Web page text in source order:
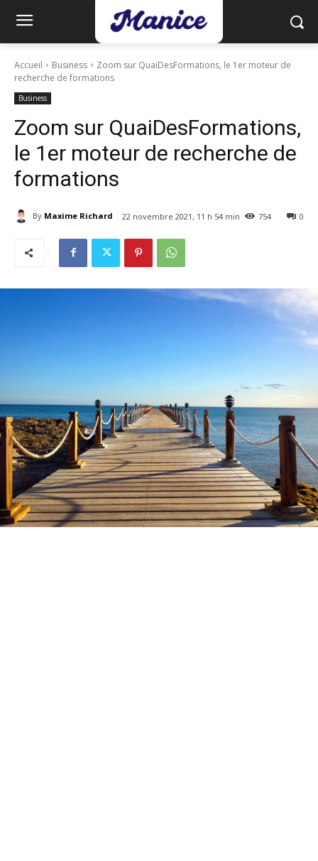
Accueil Business
Zoom sur QuaiDesFormations, le 1er moteur de
recherche de formations
Business
Zoom sur QuaiDesFormations,
le 1er moteur de recherche de
formations
By Maxime Richard 22 novembre 2021, 11 h 54 min 0
754